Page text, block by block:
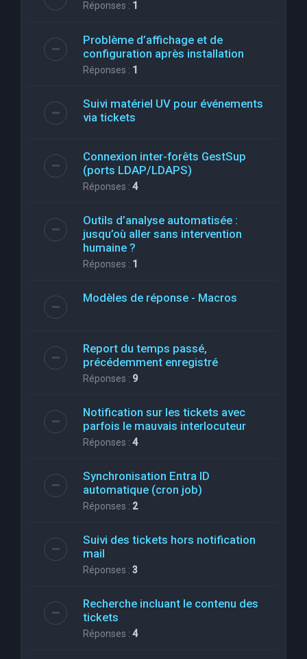
Réponses : 1
Problème d’affichage et de
configuration après installation
Réponses : 1
Suivi matériel UV pour événements
via tickets
Connexion inter-forêts GestSup
(ports LDAP/LDAPS)
Réponses : 4
Outils d’analyse automatisée :
jusqu’où aller sans intervention
humaine ?
Réponses : 1
Modèles de réponse - Macros
Report du temps passé,
précédemment enregistré
Réponses : 9
Notification sur les tickets avec
parfois le mauvais interlocuteur
Réponses : 4
Synchronisation Entra ID
automatique (cron job)
Réponses : 2
Suivi des tickets hors notification
mail
Réponses : 3
Recherche incluant le contenu des
tickets
Réponses : 4